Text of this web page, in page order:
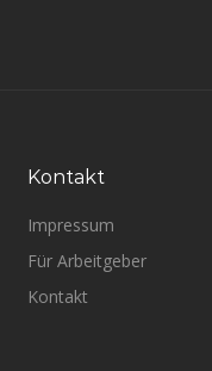
Kontakt
Impressum
Für Arbeitgeber
Kontakt